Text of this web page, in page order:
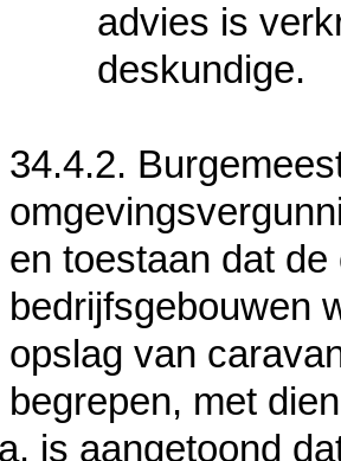
advies is
deskundige.
34.4.2.
en toestaan dat
bedrijfsgebouwen
opslag van
begrepen, met
is aangetoond